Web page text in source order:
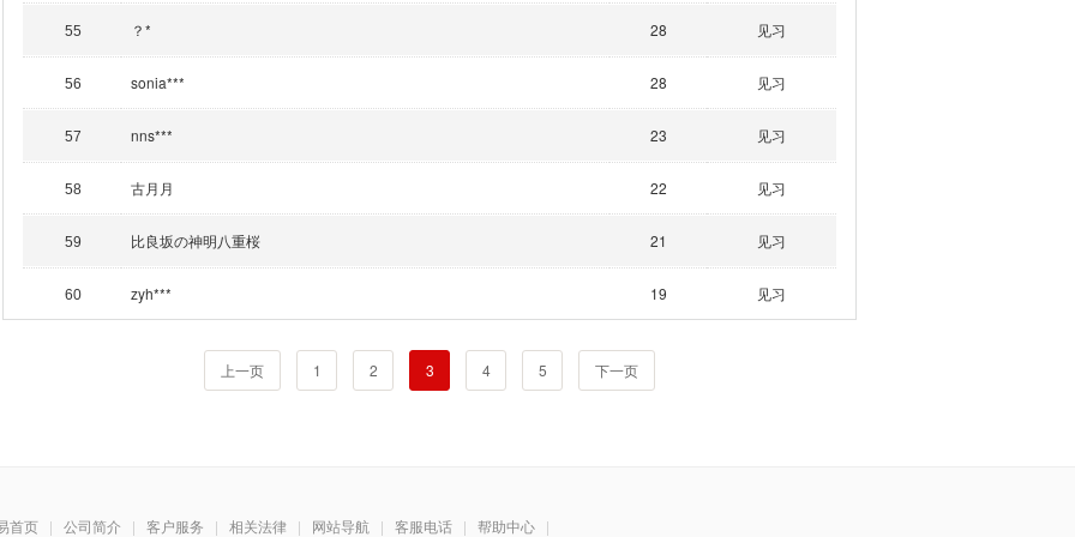
55 ？* 28 见习
56 sonia*** 28 见习
57 nns*** 23 见习
58 古月月 22 见习
59 比良坂の神明八重桜 21 见习
60 zyh*** 19 见习
上一页 1 2 3 4 5 下一页
首页 | 公司简介 | 客户服务 | 相关法律 | 网站导航 | 客服电话 | 帮助中心 |